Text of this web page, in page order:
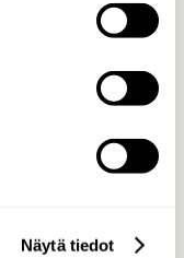
Näytä tiedot
uudessa